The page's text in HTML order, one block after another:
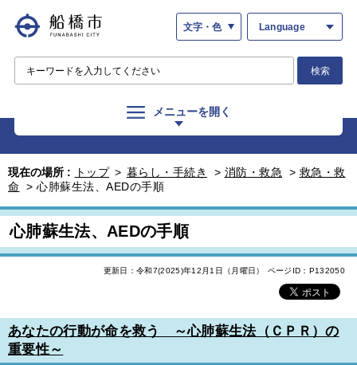
文字・色 Language
検索
メニューを開く
現在の場所 : トップ > 暮らし・手続き > 消防・救急 > 救急・救
命 > 心肺蘇生法、AEDの手順
心肺蘇生法、AEDの手順
更新日：令和7(2025)年12月1日（月曜日） ページID：P132050
あなたの行動が命を救う ～心肺蘇生法（ＣＰＲ）の
重要性～